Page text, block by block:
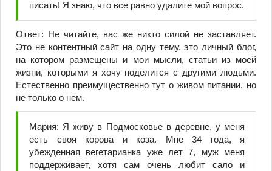
писать! Я знаю, что все равно удалите мой вопрос.
Ответ: Не читайте, вас же никто силой не заставляет.
Это не контентный сайт на одну тему, это личный блог,
на котором размещены и мои мысли, статьи из моей
жизни, которыми я хочу поделится с другими людьми.
Естественно преимущественно тут о живом питании, но
не только о нем.
Мария: Я живу в Подмосковье в деревне, у меня
есть своя корова и коза. Мне 34 года, я
убежденная вегетарианка уже лет 7, муж меня
поддерживает, хотя сам очень любит сало и